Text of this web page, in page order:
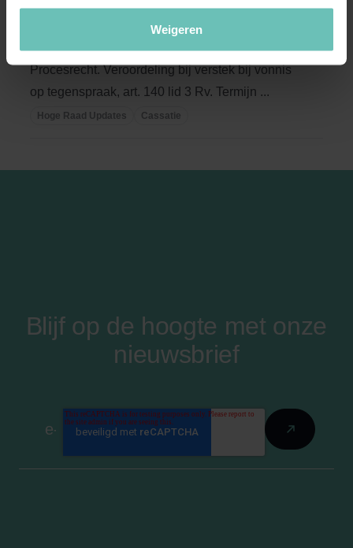
Weigeren
(ECLI:NL:HR:2015:1470, 5 juni 2015, nr.
Procesrecht. Veroordeling bij verstek bij vonnis
op tegenspraak, art. 140 lid 3 Rv. Termijn ...
Hoge Raad Updates Cassatie
Blijf op de hoogte met onze
nieuwsbrief